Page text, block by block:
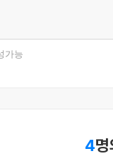
항상 같은 뜻은 아니다
분명한 구절들로 해석
수 있는 구절 150
필요하다 151
가능
4